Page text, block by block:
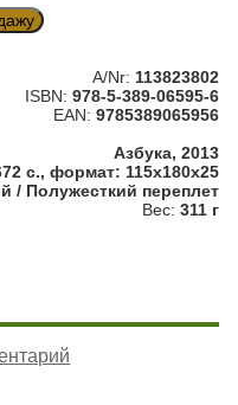
A/Nr: 113823802
ISBN: 978-5-389-06595-6
EAN: 9785389065956
Азбука, 2013
с., формат: 115x180x25
/ Полужесткий переплет
Вес: 311 г